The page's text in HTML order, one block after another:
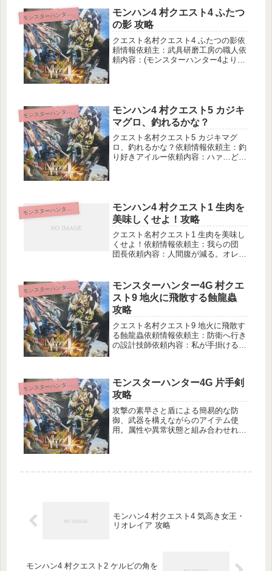
い値上昇をスキルで支援することによ
り...
モ
ンスターハンター4
モンハン4 村クエスト4 ふたつ
の影 攻略
クエスト名村クエスト4 ふたつの影依
頼情報依頼主：武具研磨工房の職人依
頼内容：(モンスターハンター4より引
モンスターハンター4
モンハン4 村クエスト5 カジキ
マグロ、釣れるかな？
クエスト名村クエスト5 カジキマグ
ロ、釣れるかな？依頼情報依頼主：釣
り好きアイルー依頼内容：ハァ…どう
を...
モンスターハンター4
モンハン4 村クエスト1 生肉を
美味しくせよ！攻略
クエスト名村クエスト1 生肉を美味し
くせよ！依頼情報依頼主：我らの団
団長依頼内容：人間腹が減る。オレも
で、こんがり肉、または生焼け肉を納
品頼む！このクエストで、ハンターの
基...
モ
ンスターハンター4
モンスターハンター4G 村クエ
スト9 地火に飛散する蝕龍蟲
攻略
クエスト名村クエスト9 地火に飛散す
る蝕龍蟲依頼情報依頼主：防衛へ行き
の設計技師依頼内容：私が手掛ける兵
性の力を利用したい。どうかジンオ
ウ...
モンスターハンター4
モンスターハンター4G 片手剣
攻略
攻撃の素早さと盾による簡易的な防
御、武器を構えながらのアイテム使
用。属性や異常状態と組み合わせれ
モンハン4 村クエスト4 気高き女王・
リオレイア 攻略
モンハン4 村クエスト2 ケルビの角を